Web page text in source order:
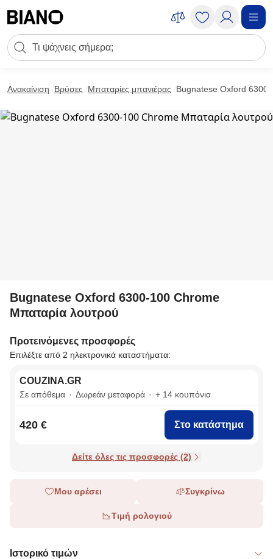
Πεδίο αναζήτησης
Ανακαίνιση Βρύσες Μπαταρίες μπανιέρας Bugnatese Oxford
Bugnatese Oxford 6300-100 Chrome
Μπαταρία λουτρού
Προτεινόμενες προσφορές
Επιλέξτε από 2 ηλεκτρονικά καταστήματα:
COUZINA.GR
Σε απόθεμα Δωρεάν μεταφορά + 14 κουπόνια
420 € Στο κατάστημα
Δείτε όλες τις προσφορές (2)
Μου αρέσει Συγκρίνω
Τιμή ρολογιού
Ιστορικό τιμών